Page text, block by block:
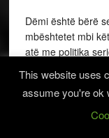
Dëmi është bërë
mbështetet mbi
atë me politika
Remitancat
diasporës
This website uses
assume you're ok